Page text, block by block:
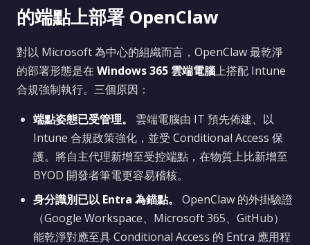
的端點上部署 OpenClaw
對以 Microsoft 為中心的組織而言，OpenClaw 最乾淨
的部署形態是在 Windows 365 雲端電腦上搭配 Intune
合規強制執行。三個原因：
端點姿態已受管理。
雲端電腦由 IT 預先佈建、以
Intune 合規政策強化，並受 Conditional Access 保
護。將自主代理新增至受控端點，在物質上比新增至
BYOD 開發者筆電更容易稽核。
身分識別已以 Entra 為錨點。
OpenClaw 的外掛驗證
（Google Workspace、Microsoft 365、GitHub）
能乾淨對應至具 Conditional Access 的 Entra 應用程